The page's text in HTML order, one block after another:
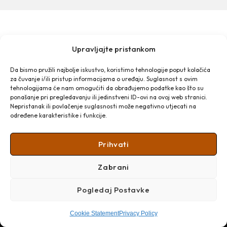
Upravljajte pristankom
Da bismo pružili najbolje iskustvo, koristimo tehnologije poput kolačića
za čuvanje i/ili pristup informacijama o uređaju. Suglasnost s ovim
tehnologijama će nam omogućiti da obrađujemo podatke kao što su
ponašanje pri pregledavanju ili jedinstveni ID-ovi na ovoj web stranici.
Nepristanak ili povlačenje suglasnosti može negativno utjecati na
određene karakteristike i funkcije.
Prihvati
Zabrani
Pogledaj Postavke
Cookie StatementPrivacy Policy
Franjevački put 2a
Obala kralja Tomislava 16
21 300 Makarska
Email: info@makarska-info.hr
Phone: +385 21 612 002/+385 21 650 076